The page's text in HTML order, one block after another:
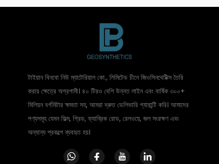
টাইয়ান বিনবো নিউ ম্যাটেরিয়াল কো., লিমিটেড চীনে জিওসিনথেটিক্স তৈরি
করার ক্ষেত্রে অগ্রগামী। ৪০ টিরও বেশি উন্নত লাইন এবং বার্ষিক ৩০০+
মিলিয়ন বর্গমিটার ক্ষমতা সহ, আমরা দ্রুত ডেলিভারি গ্যারান্টি করি। আমাদের
পণ্যসমূহ যেমন ফিল্ম, গ্রিড, ফ্যাব্রিক রোড, রেলওয়ে, জল সংরক্ষণ এবং
অন্যান্য প্রকল্পে ব্যবহৃত হয়।